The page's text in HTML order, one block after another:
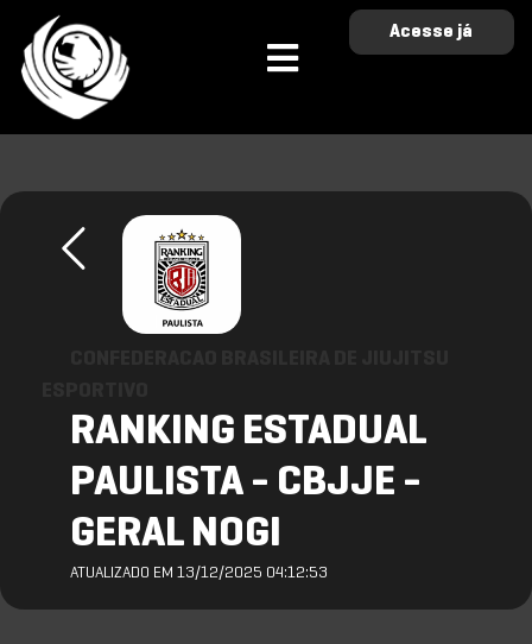
Acesse já
RANKING ESTADUAL
PAULISTA - CBJJE -
GERAL NOGI
ATUALIZADO EM 13/12/2025 04:12:53